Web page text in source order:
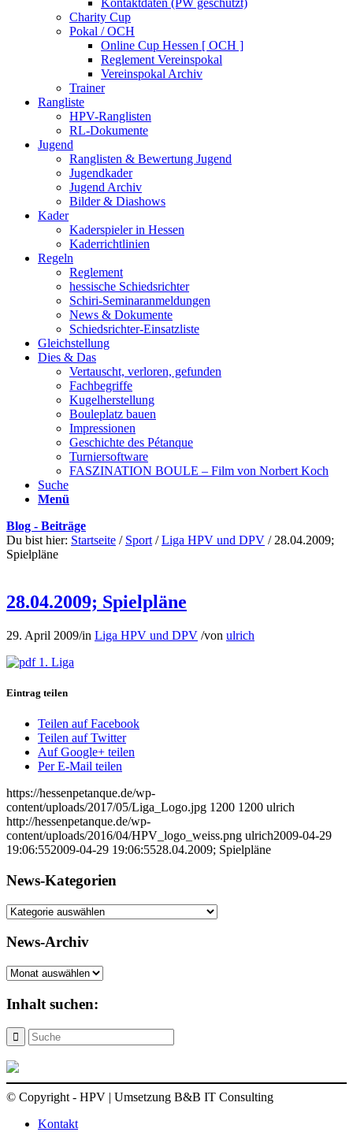
Kontaktdaten (PW geschützt)
Charity Cup
Pokal / OCH
Online Cup Hessen [ OCH ]
Reglement Vereinspokal
Vereinspokal Archiv
Trainer
Rangliste
HPV-Ranglisten
RL-Dokumente
Jugend
Ranglisten & Bewertung Jugend
Jugendkader
Jugend Archiv
Bilder & Diashows
Kader
Kaderspieler in Hessen
Kaderrichtlinien
Regeln
Reglement
hessische Schiedsrichter
Schiri-Seminaranmeldungen
News & Dokumente
Schiedsrichter-Einsatzliste
Gleichstellung
Dies & Das
Vertauscht, verloren, gefunden
Fachbegriffe
Kugelherstellung
Bouleplatz bauen
Impressionen
Geschichte des Pétanque
Turniersoftware
FASZINATION BOULE – Film von Norbert Koch
Suche
Menü
Blog - Beiträge
Du bist hier: Startseite / Sport / Liga HPV und DPV / 28.04.2009;
Spielpläne
28.04.2009; Spielpläne
29. April 2009/in Liga HPV und DPV /von ulrich
1. Liga
Eintrag teilen
Teilen auf Facebook
Teilen auf Twitter
Auf Google+ teilen
Per E-Mail teilen
https://hessenpetanque.de/wp-
content/uploads/2017/05/Liga_Logo.jpg 1200 1200 ulrich
http://hessenpetanque.de/wp-
content/uploads/2016/04/HPV_logo_weiss.png ulrich2009-04-29
19:06:552009-04-29 19:06:5528.04.2009; Spielpläne
News-Kategorien
News-
News-Archiv
News-
Inhalt suchen:
© Copyright - HPV | Umsetzung B&B IT Consulting
Kontakt